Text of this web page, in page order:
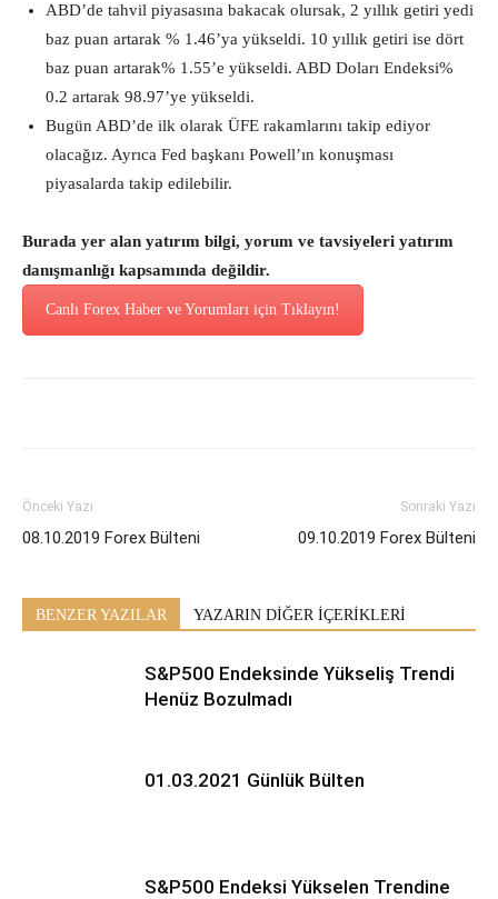
ABD’de tahvil piyasasına bakacak olursak, 2 yıllık getiri yedi
baz puan artarak % 1.46’ya yükseldi. 10 yıllık getiri ise dört
baz puan artarak% 1.55’e yükseldi. ABD Doları Endeksi%
0.2 artarak 98.97’ye yükseldi.
Bugün ABD’de ilk olarak ÜFE rakamlarını takip ediyor
olacağız. Ayrıca Fed başkanı Powell’ın konuşması
piyasalarda takip edilebilir.
Burada yer alan yatırım bilgi, yorum ve tavsiyeleri yatırım
danışmanlığı kapsamında değildir.
Canlı Forex Haber ve Yorumları için Tıklayın!
Önceki Yazı
08.10.2019 Forex Bülteni
Sonraki Yazı
09.10.2019 Forex Bülteni
BENZER YAZILAR YAZARIN DİĞER İÇERİKLERİ
S&P500 Endeksinde Yükseliş Trendi
Henüz Bozulmadı
01.03.2021 Günlük Bülten
S&P500 Endeksi Yükselen Trendine